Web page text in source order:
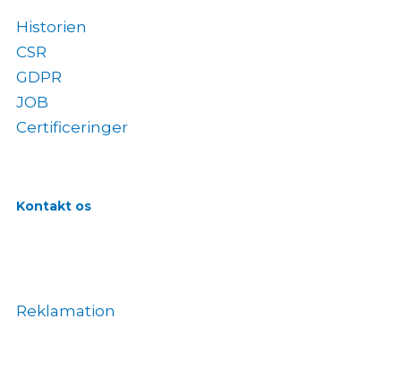
Historien
CSR
GDPR
JOB
Certificeringer
Kontakt os
Reklamation